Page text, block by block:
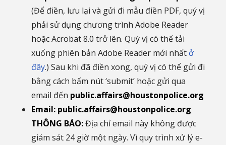
(Để điền, lưu lại và gửi đi mẫu điền PDF, quý vị
phải sử dụng chương trình Adobe Reader
hoặc Acrobat 8.0 trở lên. Quý vị có thể tải
xuống phiên bản Adobe Reader mới nhất ở
đây.) Sau khi đã điền xong, quý vị có thể gửi đi
bằng cách bấm nút ‘submit’ hoặc gửi qua
email đến public.affairs@houstonpolice.org
Email: public.affairs@houstonpolice.org
THÔNG BÁO:Địa chỉ email này không được
giám sát 24 giờ một ngày. Vì quy trình xử lý e-